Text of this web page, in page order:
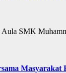
SMK